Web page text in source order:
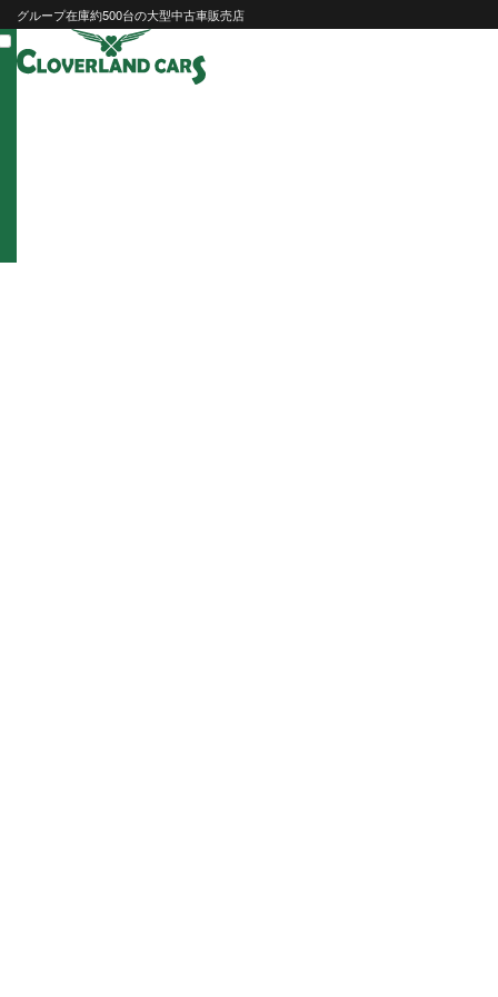
Skip
to
content
グループ在庫約500台の大型中古車販売店